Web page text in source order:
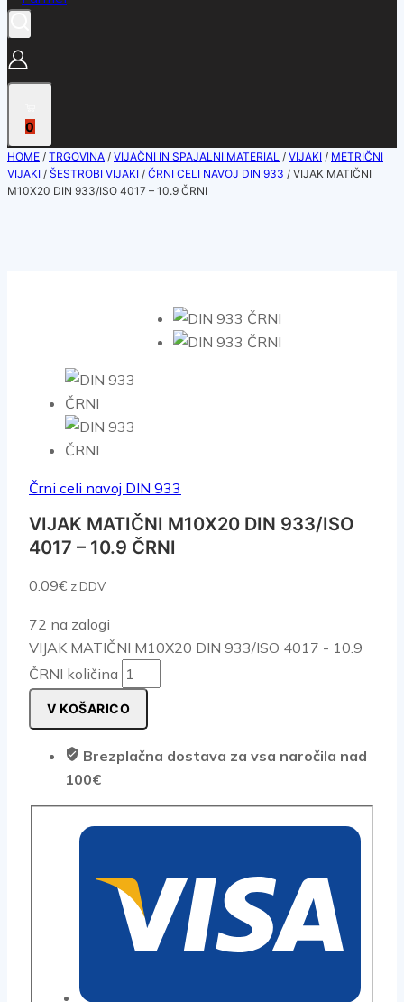
0
HOME / TRGOVINA / VIJAČNI IN SPAJALNI MATERIAL / VIJAKI / METRIČNI
VIJAKI / ŠESTROBI VIJAKI / ČRNI CELI NAVOJ DIN 933 / VIJAK MATIČNI
M10X20 DIN 933/ISO 4017 – 10.9 ČRNI
Črni celi navoj DIN 933
VIJAK MATIČNI M10X20 DIN 933/ISO
4017 – 10.9 ČRNI
0.09€ z DDV
72 na zalogi
VIJAK MATIČNI M10X20 DIN 933/ISO 4017 - 10.9
ČRNI količina
V KOŠARICO
Brezplačna dostava za vsa naročila nad
100€